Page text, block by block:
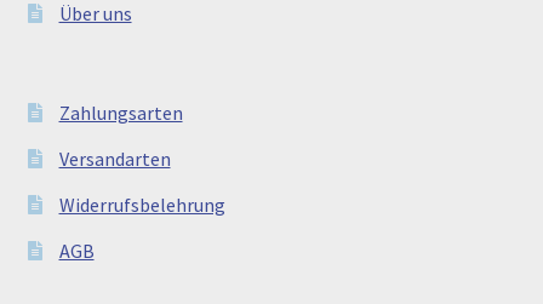
Über uns
Zahlungsarten
Versandarten
Widerrufsbelehrung
AGB